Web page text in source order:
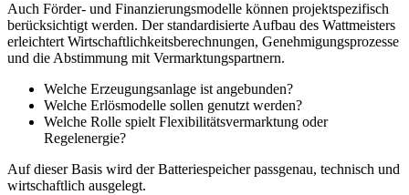
Auch Förder- und Finanzierungsmodelle können projektspezifisch
berücksichtigt werden. Der standardisierte Aufbau des Wattmeisters
erleichtert Wirtschaftlichkeitsberechnungen, Genehmigungsprozesse
und die Abstimmung mit Vermarktungspartnern.
Welche Erzeugungsanlage ist angebunden?
Welche Erlösmodelle sollen genutzt werden?
Welche Rolle spielt Flexibilitätsvermarktung oder
Regelenergie?
Auf dieser Basis wird der Batteriespeicher passgenau, technisch und
wirtschaftlich ausgelegt.